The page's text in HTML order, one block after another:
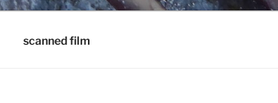
scanned film